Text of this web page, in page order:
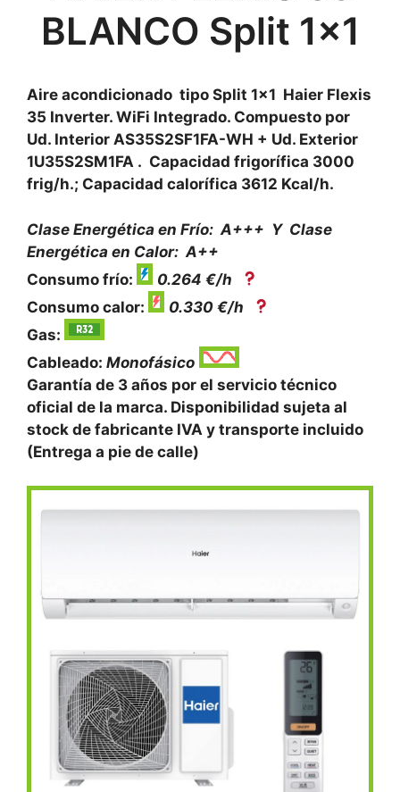
BLANCO Split 1×1
Aire acondicionado tipo Split 1×1 Haier Flexis
35 Inverter. WiFi Integrado. Compuesto por
Ud. Interior AS35S2SF1FA-WH + Ud. Exterior
1U35S2SM1FA . Capacidad frigorífica 3000
frig/h.; Capacidad calorífica 3612 Kcal/h.
Clase Energética en Frío: A+++ Y Clase
Energética en Calor: A++
Consumo frío:
0.264 €/h
Consumo calor:
0.330 €/h
Gas:
Cableado: Monofásico
Garantía de 3 años por el servicio técnico
oficial de la marca. Disponibilidad sujeta al
stock de fabricante IVA y transporte incluido
(Entrega a pie de calle)